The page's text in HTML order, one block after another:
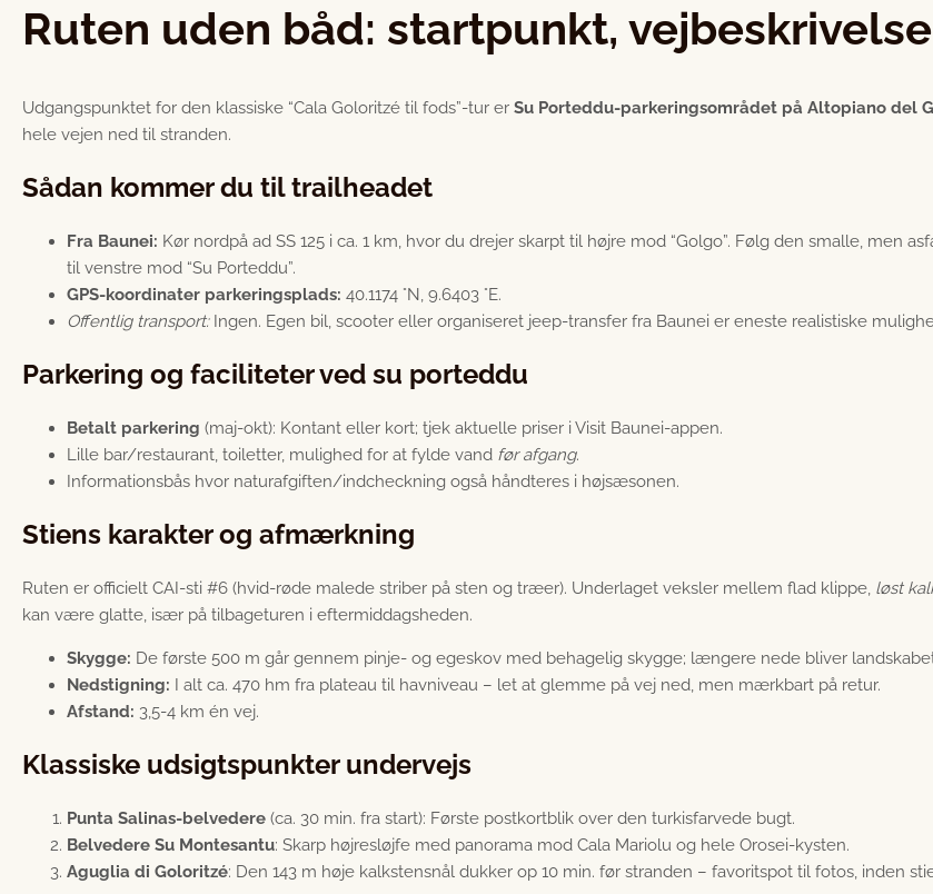
Ruten uden båd: startpunkt,
Udgangspunktet for den klassiske “Cala Goloritzé til fods”-tur er Su Porteddu-parkeringsområdet på Altopiano del
hele vejen ned til stranden.
Sådan kommer du til trailheadet
Fra Baunei: Kør nordpå ad SS 125 i ca. 1 km, hvor du drejer skarpt til højre mod “Golgo”. Følg den smalle, men
til venstre mod “Su Porteddu”.
GPS-koordinater parkeringsplads: 40.1174 °N, 9.6403 °E.
Offentlig transport:Ingen. Egen bil, scooter eller organiseret jeep-transfer fra Baunei er eneste realistiske
Parkering og faciliteter ved su porteddu
Betalt parkering (maj-okt): Kontant eller kort; tjek aktuelle priser i Visit Baunei-appen.
Lille bar/restaurant, toiletter, mulighed for at fylde vand før afgang.
Informationsbås hvor naturafgiften/indcheckning også håndteres i højsæsonen.
Stiens karakter og afmærkning
Ruten er officielt CAI-sti #6 (hvid-røde malede striber på sten og træer). Underlaget veksler mellem flad klippe, løst
kan være glatte, især på tilbageturen i eftermiddagsheden.
Skygge: De første 500 m går gennem pinje- og egeskov med behagelig skygge; længere nede bliver
Nedstigning: I alt ca. 470 hm fra plateau til havniveau – let at glemme på vej ned, men mærkbart på retur.
Afstand: 3,5-4 km én vej.
Klassiske udsigtspunkter undervejs
Punta Salinas-belvedere (ca. 30 min. fra start): Første postkortblik over den turkisfarvede bugt.
Belvedere Su Montesantu: Skarp højresløjfe med panorama mod Cala Mariolu og hele Orosei-kysten.
Aguglia di Goloritzé: Den 143 m høje kalkstensnål dukker op 10 min. før stranden – favoritspot til fotos, inden